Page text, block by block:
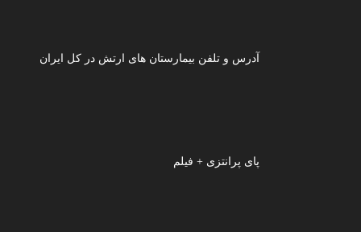
آدرس و تلفن بیمارستان های ارتش در کل ایران
پای پرانتزی + فیلم